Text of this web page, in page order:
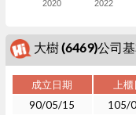
2020 2022
大樹 (6469)公司
成立日期 上
90/05/15
105/